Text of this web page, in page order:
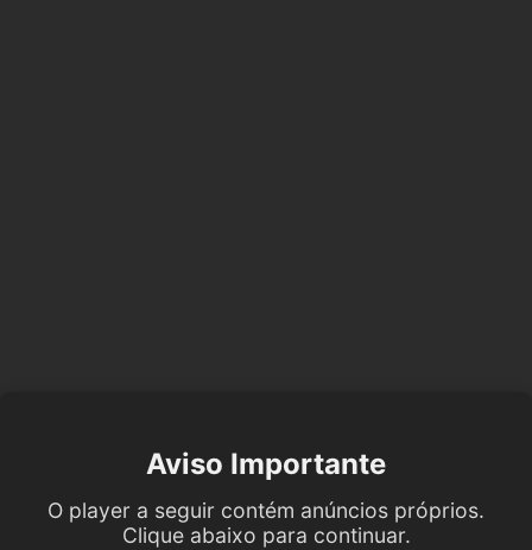
Aviso Importante
O player a seguir contém anúncios próprios.
Clique abaixo para continuar.